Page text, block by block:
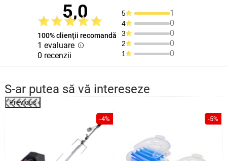
5,0
100% clienţii recomandă
1 evaluare
0 recenzii
5 1
4 0
3 0
2 0
1 0
S-ar putea să vă intereseze
Previous
-4% -5%